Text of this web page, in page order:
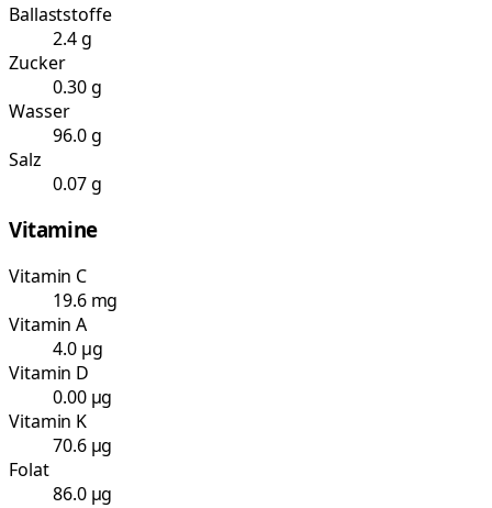
Ballaststoffe
2.4 g
Zucker
0.30 g
Wasser
96.0 g
Salz
0.07 g
Vitamine
Vitamin C
19.6 mg
Vitamin A
4.0 µg
Vitamin D
0.00 µg
Vitamin K
70.6 µg
Folat
86.0 µg